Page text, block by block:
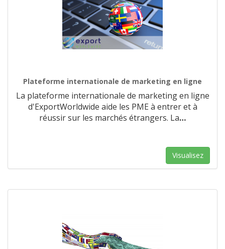
Plateforme internationale de marketing en ligne
La plateforme internationale de marketing en ligne
d'ExportWorldwide aide les PME à entrer et à
réussir sur les marchés étrangers. La…
Visualisez